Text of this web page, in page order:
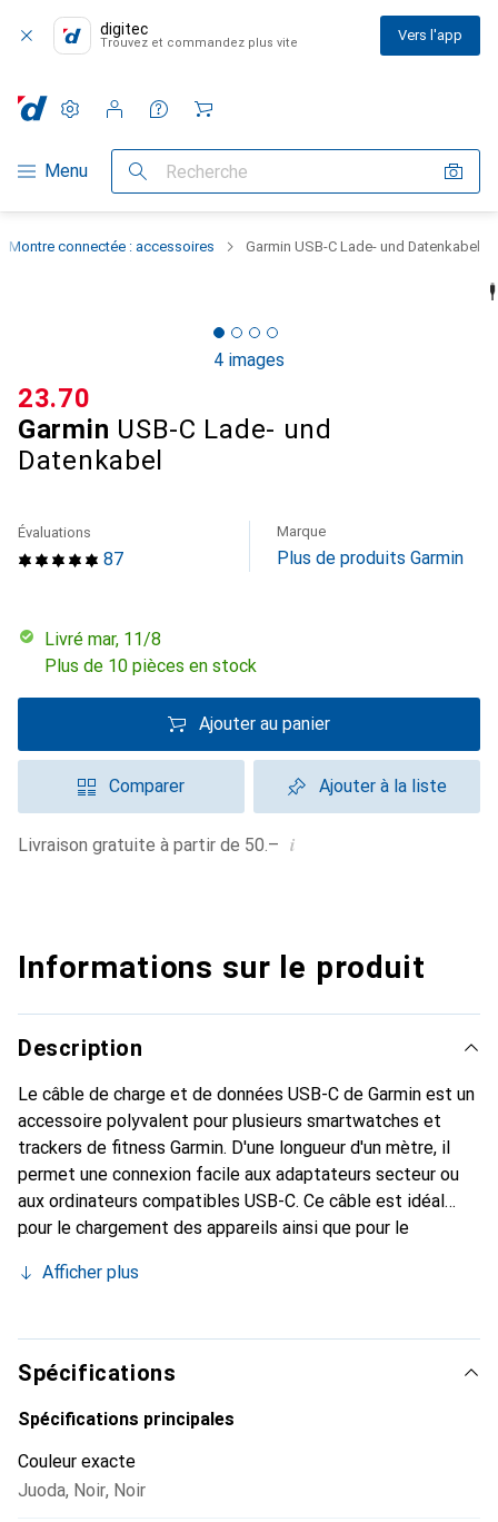
digitec
Trouvez et commandez plus vite Vers l'app
Navigation par catégorie
Menu Recherche
Paramètres
Compte client
Listes de comparaison
Listes d'envies
Panier
Montre connectée : accessoires Garmin USB-C Lade- und Datenkabel
4 images
Garmin USB-C Lade- und
Datenkabel
CHF
23.70
87
Évaluations Marque
Plus de produits Garmin
Livré mar, 11/8
Plus de 10 pièces en stock
Ajouter au panier
Comparer Ajouter à la liste
Livraison gratuite à partir de 50.– i
Informations sur le produit
Description
Le câble de charge et de données USB-C de Garmin est un
accessoire polyvalent pour plusieurs smartwatches et
trackers de fitness Garmin. D'une longueur d'un mètre, il
permet une connexion facile aux adaptateurs secteur ou
aux ordinateurs compatibles USB-C. Ce câble est idéal
pour le chargement des appareils ainsi que pour le
transférer facilement leurs données de fitness vers leur
offre des performances fiables. Il est compatible avec un
grand nombre de modèles Garmin, notamment Fenix5,
Forerunner 935 et Approach S60, ce qui en fait un
accessoire indispensable pour les utilisateurs Garmin.
Afficher plus
Spécifications
Spécifications principales
Couleur exacte
Juoda, Noir, Noir